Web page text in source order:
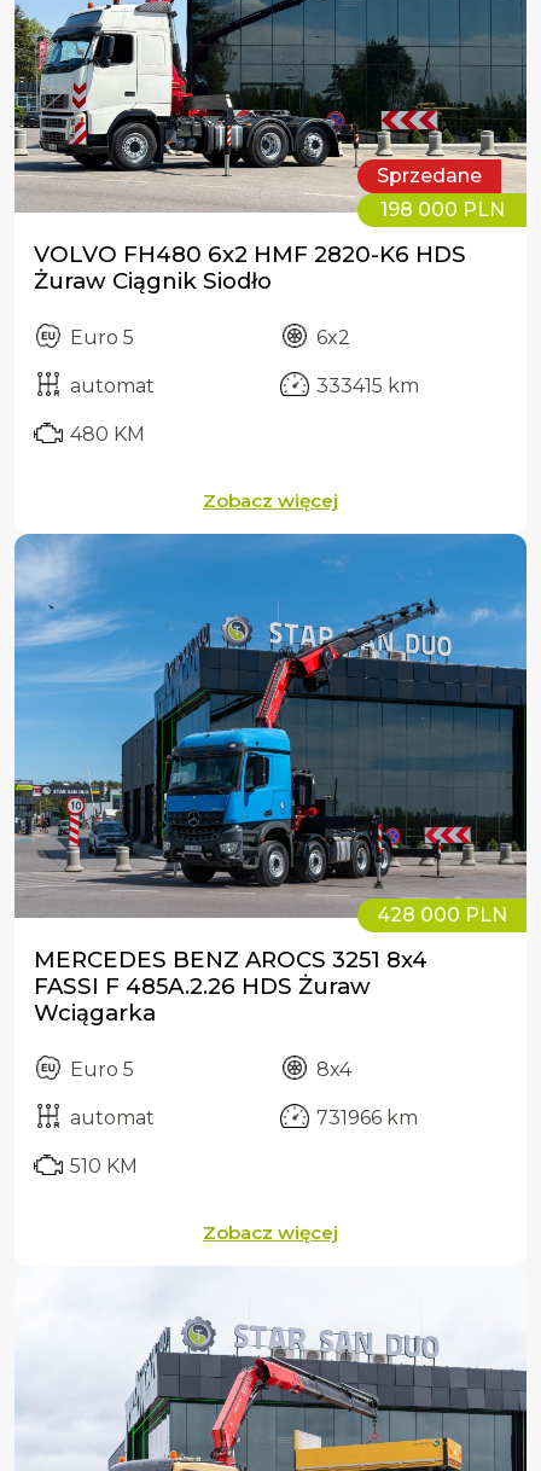
Sprzedane
198 000 PLN
VOLVO FH480 6x2 HMF 2820-K6 HDS
Żuraw Ciągnik Siodło
Euro 5 6x2
automat 333415 km
480 KM
Zobacz więcej
428 000 PLN
MERCEDES BENZ AROCS 3251 8x4
FASSI F 485A.2.26 HDS Żuraw
Wciągarka
Euro 5 8x4
automat 731966 km
510 KM
Zobacz więcej